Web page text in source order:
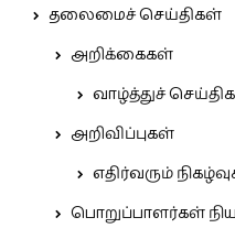
தலைமைச் செய்திகள்
அறிக்கைகள்
வாழ்த்துச்
அறிவிப்புகள்
எதிர்வரும்
பொறுப்பாளர்கள்